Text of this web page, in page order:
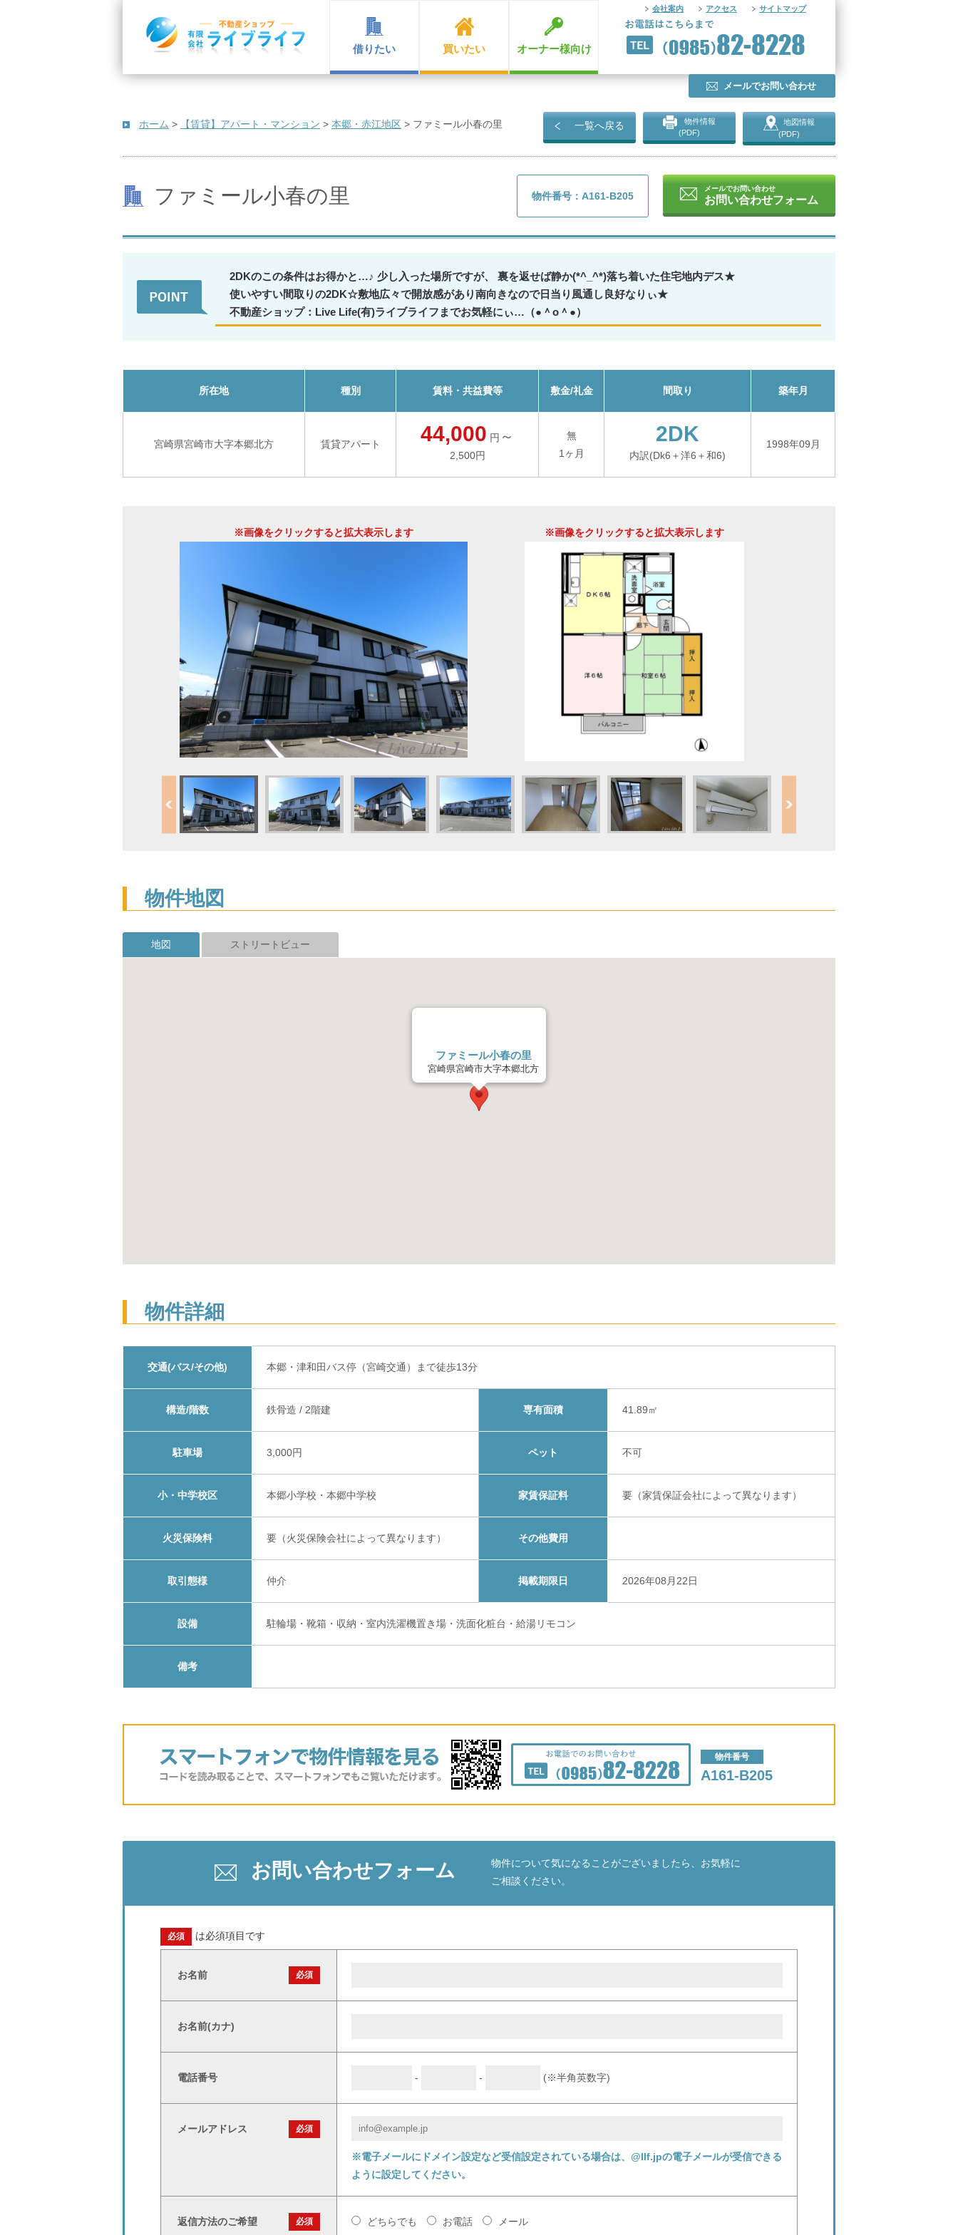
借りたい 買いたい オーナー様向け
会社案内 アクセス サイトマップ
メールでお問い合わせ
ホーム > 【賃貸】アパート・マンション > 本郷・赤江地区 > ファミール小春の里 一覧へ戻る
物件情報
(PDF)
地図情報
(PDF)
ファミール小春の里 物件番号：A161-B205
メールでお問い合わせ
お問い合わせフォーム
2DKのこの条件はお得かと…♪ 少し入った場所ですが、 裏を返せば静か(*^_^*)落ち着いた住宅地内デス★
使いやすい間取りの2DK☆敷地広々で開放感があり南向きなので日当り風通し良好なりぃ★
不動産ショップ：Live Life(有)ライブライフまでお気軽にぃ…（●＾o＾●）
所在地 種別 賃料・共益費等 敷金/礼金 間取り 築年月
宮崎県宮崎市大字本郷北方 賃貸アパート 44,000 円 ～
2,500円
無
1ヶ月
2DK
内訳(Dk6＋洋6＋和6)
1998年09月
※画像をクリックすると拡大表示します ※画像をクリックすると拡大表示します
物件地図
地図 ストリートビュー
ファミール小春の里
宮崎県宮崎市大字本郷北方
物件詳細
交通(バス/その他) 本郷・津和田バス停（宮崎交通）まで徒歩13分
構造/階数 鉄骨造 / 2階建 専有面積 41.89㎡
駐車場 3,000円 ペット 不可
小・中学校区 本郷小学校・本郷中学校 家賃保証料 要（家賃保証会社によって異なります）
火災保険料 要（火災保険会社によって異なります） その他費用
取引態様 仲介 掲載期限日 2026年08月22日
設備 駐輪場・靴箱・収納・室内洗濯機置き場・洗面化粧台・給湯リモコン
備考
物件番号
A161-B205
お問い合わせフォーム
物件について気になることがございましたら、お気軽に
ご相談ください。
必須 は必須項目です
お名前 必須
お名前(カナ)
電話番号 - - (※半角英数字)
メールアドレス 必須
※電子メールにドメイン設定など受信設定されている場合は、@llf.jpの電子メールが受信できる
ように設定してください。
返信方法のご希望 必須 どちらでも お電話 メール